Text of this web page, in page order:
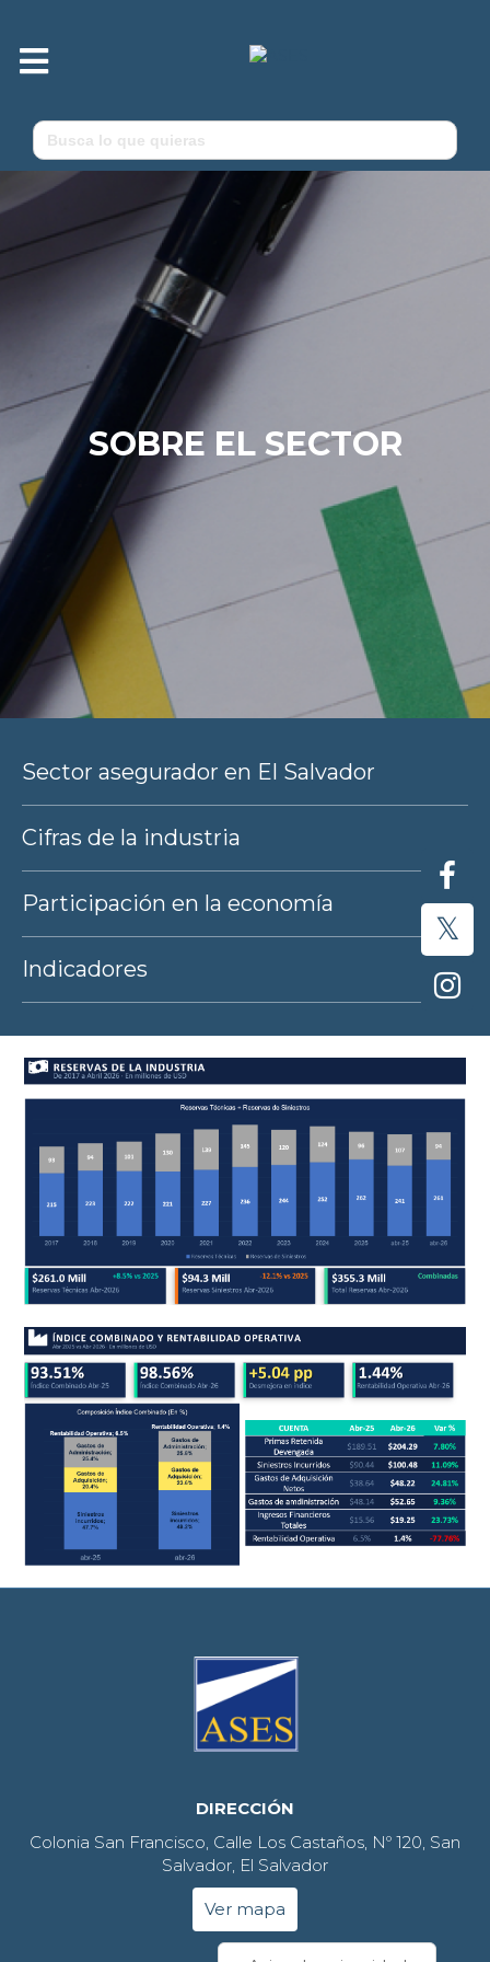
Menú
Buscar:
SOBRE EL SECTOR
Sector asegurador en El Salvador
Cifras de la industria
Participación en la economía
Indicadores
DIRECCIÓN
Colonia San Francisco, Calle Los Castaños, Nº 120, San
Salvador, El Salvador
Ver mapa